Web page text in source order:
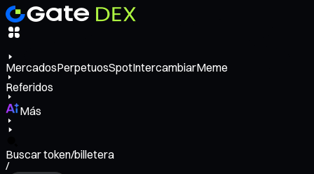
MercadosPerpetuosSpotIntercambiarMeme
Referidos
Más
Buscar token/billetera
/